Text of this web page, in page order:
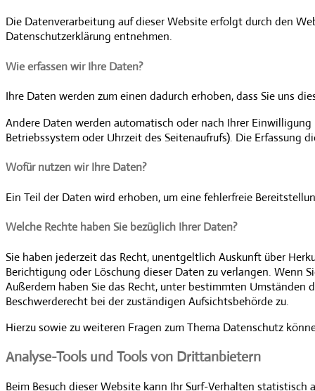
Die Datenverarbeitung auf dieser Website erfolgt durch den
Datenschutzerklärung entnehmen.
Wie erfassen wir Ihre Daten?
Ihre Daten werden zum einen dadurch erhoben, dass Sie uns
Andere Daten werden automatisch oder nach Ihrer
Betriebssystem oder Uhrzeit des Seitenaufrufs). Die
Wofür nutzen wir Ihre Daten?
Ein Teil der Daten wird erhoben, um eine fehlerfreie
Welche Rechte haben Sie bezüglich Ihrer Daten?
Sie haben jederzeit das Recht, unentgeltlich Auskunft über
Berichtigung oder Löschung dieser Daten zu verlangen.
Außerdem haben Sie das Recht, unter bestimmten
Beschwerderecht bei der zuständigen Aufsichtsbehörde zu.
Hierzu sowie zu weiteren Fragen zum Thema Datenschutz
Analyse-Tools und Tools von Dritt­anbietern
Beim Besuch dieser Website kann Ihr Surf-Verhalten